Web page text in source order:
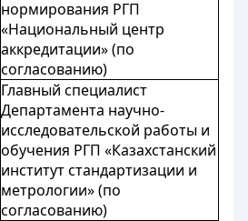
нормирования РГП
«Национальный центр
аккредитации» (по
согласованию)
Главный специалист
Департамента научно-
исследовательской работы и
обучения РГП «Казахстанский
институт стандартизации и
метрологии» (по
согласованию)